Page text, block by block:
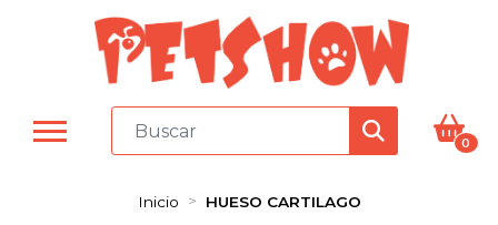
0
Inicio HUESO CARTILAGO